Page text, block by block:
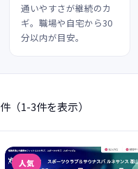
通いやすさが継続のカ
ギ。職場や自宅から30
分以内が目安。
件（1-3件を表示）
人気